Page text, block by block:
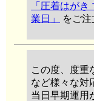
「圧着はが
業日」
をご
この度、度重
など様々な対
当日早期運用